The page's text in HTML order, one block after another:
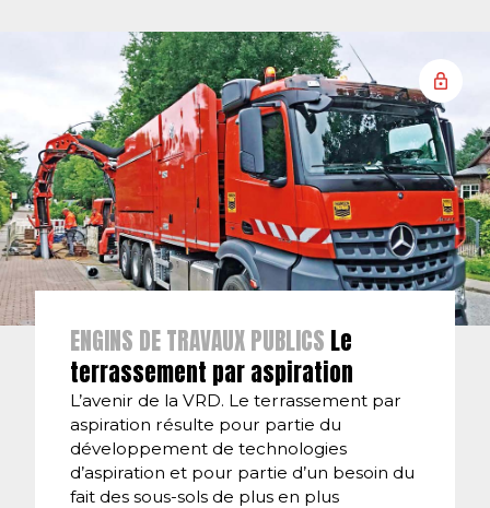
ENGINS DE TRAVAUX PUBLICS Le
terrassement par aspiration
L’avenir de la VRD. Le terrassement par
aspiration résulte pour partie du
développement de technologies
d’aspiration et pour partie d’un besoin du
fait des sous-sols de plus en plus